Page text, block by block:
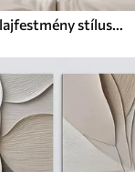
Absztrakt festmény olajfestmény stílusban